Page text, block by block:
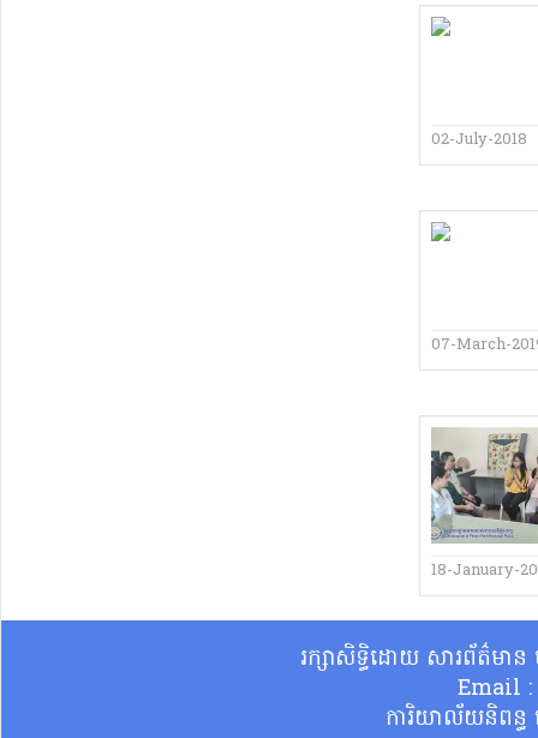
02-July-2018
07-March-
18-January-
រក្សាសិទ្ធិដោយ សារព័ត៌មា
Email
ការិយាល័យនិពន្ធ